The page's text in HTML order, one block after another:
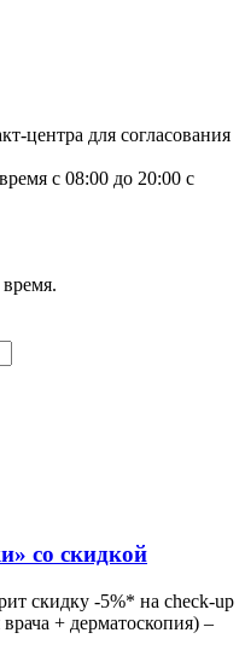
центра для согласования
с 08:00 до 20:00 с
со скидкой
скидку -5%* на check-up
+ дерматоскопия) –